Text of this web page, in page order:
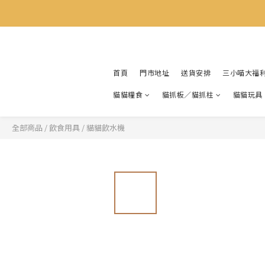
首頁 門市地址 送貨安排 三小喵大福
貓貓糧食 貓抓板／貓抓柱 貓貓玩具
全部商品 /飲食用具 /貓貓飲水機